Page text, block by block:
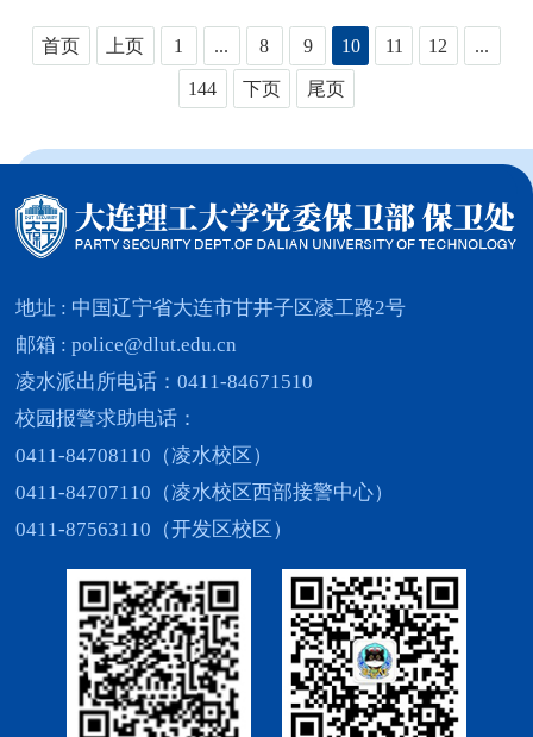
首页 上页 1 ... 8 9 10 11 12 ...
144 下页 尾页
地址 : 中国辽宁省大连市甘井子区凌工路2号
邮箱 : police@dlut.edu.cn
凌水派出所电话：0411-84671510
校园报警求助电话：
0411-84708110（凌水校区）
0411-84707110（凌水校区西部接警中心）
0411-87563110（开发区校区）